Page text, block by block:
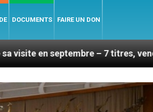
DOCUMENTS FAIRE UN DON
– 7 titres, vendredi 7 août